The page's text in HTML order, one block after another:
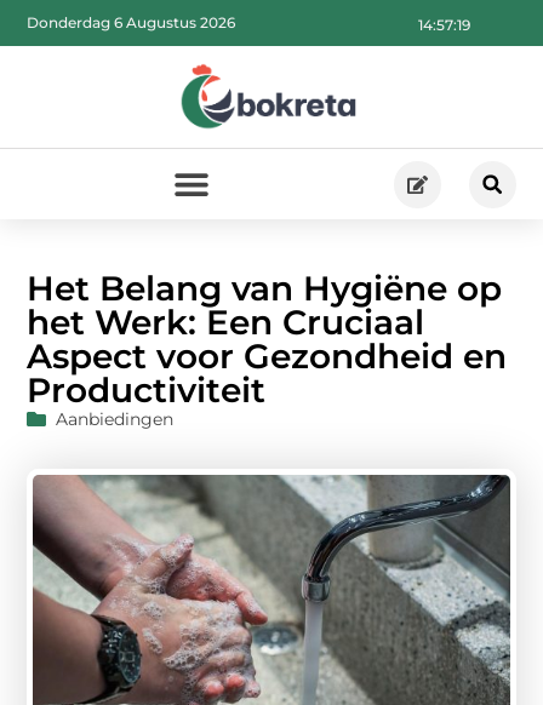
14:57:20
Donderdag 6 Augustus 2026
Het Belang van Hygiëne op
het Werk: Een Cruciaal
Aspect voor Gezondheid en
Productiviteit
Aanbiedingen